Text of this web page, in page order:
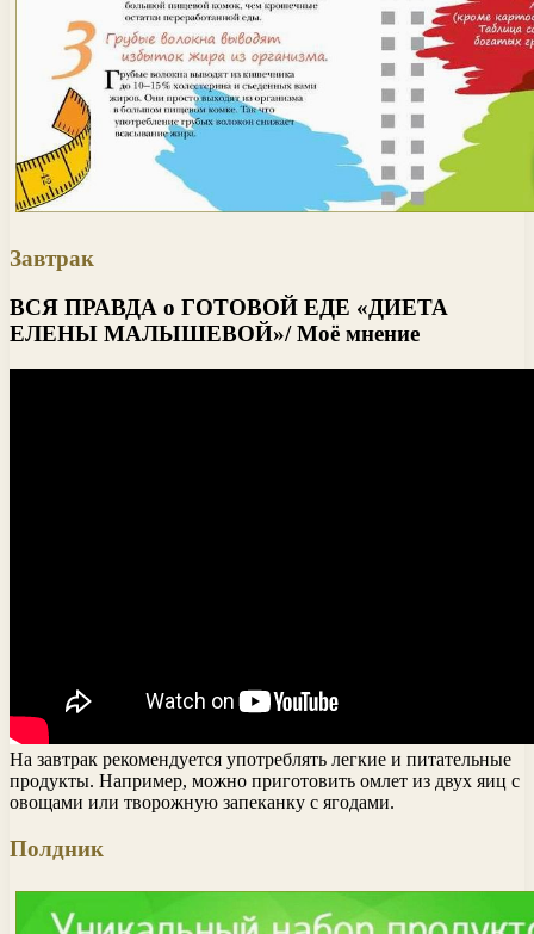
Завтрак
ВСЯ ПРАВДА о ГОТОВОЙ ЕДЕ «ДИЕТА
ЕЛЕНЫ МАЛЫШЕВОЙ»/ Моё мнение
На завтрак рекомендуется употреблять легкие и питательные
продукты. Например, можно приготовить омлет из двух яиц с
овощами или творожную запеканку с ягодами.
Полдник